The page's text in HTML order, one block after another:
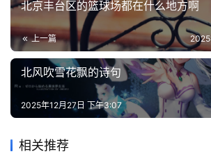
面北京丰台区的篮球场都在什么地方啊
上一篇
北风吹雪花飘的诗句
2025年12月27日 下午3:07
相关推荐